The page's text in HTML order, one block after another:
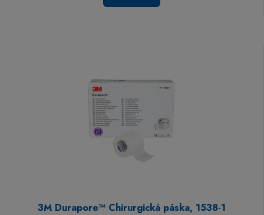
3M Durapore™ Chirurgická páska, 1538-1